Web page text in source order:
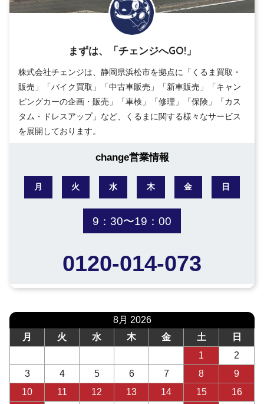
まずは、「チェンジへGO!」
株式会社チェンジは、静岡県浜松市を拠点に「くるま買取・
販売」「バイク買取」「中古車販売」「新車販売」「キャン
ピングカーの企画・販売」「車検」「修理」「保険」「カス
タム・ドレスアップ」など、くるまに関する様々なサービス
を展開しております。
change営業情報
月 火 水 木 金 日
9：30〜19：00
0120-014-073
8月 2026
月
火 水 木 金 土
日
1
2
3
4 5 6 7 8
9
10
11 12 13 14 15 16